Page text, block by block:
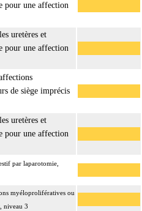
pour une affection
uretères et
pour une affection
de siège imprécis
uretères et
pour une affection
par laparotomie,
myéloprolifératives ou
niveau 3